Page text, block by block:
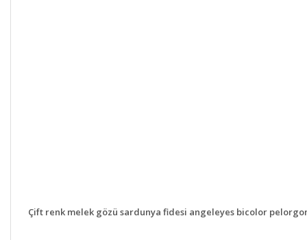
DETAYLAR
Çift renk melek gözü sardunya fidesi angeleyes bicolor